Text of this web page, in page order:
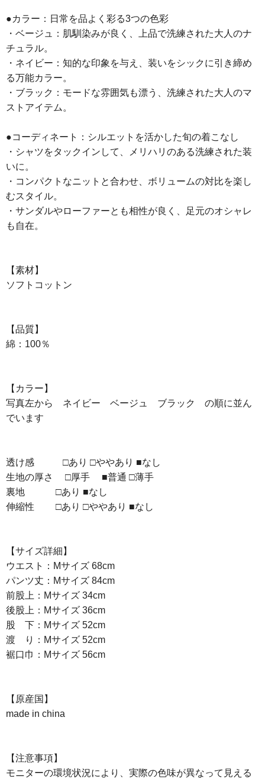
●カラー：日常を品よく彩る3つの色彩
・ベージュ：肌馴染みが良く、上品で洗練された大人のナ
チュラル。
・ネイビー：知的な印象を与え、装いをシックに引き締め
る万能カラー。
・ブラック：モードな雰囲気も漂う、洗練された大人のマ
ストアイテム。
●コーディネート：シルエットを活かした旬の着こなし
・シャツをタックインして、メリハリのある洗練された装
いに。
・コンパクトなニットと合わせ、ボリュームの対比を楽し
むスタイル。
・サンダルやローファーとも相性が良く、足元のオシャレ
も自在。
【素材】
ソフトコットン
【品質】
綿：100％
【カラー】
写真左から ネイビー ベージュ ブラック の順に並ん
でいます
透け感 □あり □ややあり ■なし
生地の厚さ □厚手 ■普通 □薄手
裏地 □あり ■なし
伸縮性 □あり □ややあり ■なし
【サイズ詳細】
ウエスト：Mサイズ 68cm
パンツ丈：Mサイズ 84cm
前股上：Mサイズ 34cm
後股上：Mサイズ 36cm
股 下：Mサイズ 52cm
渡 り：Mサイズ 52cm
裾口巾：Mサイズ 56cm
【原産国】
made in china
【注意事項】
モニターの環境状況により、実際の色味が異なって見える